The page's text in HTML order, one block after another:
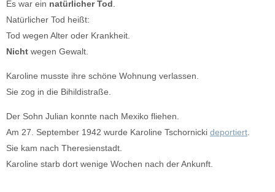
Es war ein natürlicher Tod
Natürlicher Tod heißt:
Tod wegen Alter oder Krankheit.
Nicht wegen Gewalt.
Karoline musste ihre schöne Wohnung verlassen.
Sie zog in die Bihildistraße.
Der Sohn Julian konnte nach Mexiko fliehen.
Am 27. September 1942 wurde Karoline Tschornicki deportiert.
Sie kam nach Theresienstadt.
Karoline starb dort wenige Wochen nach der Ankunft.